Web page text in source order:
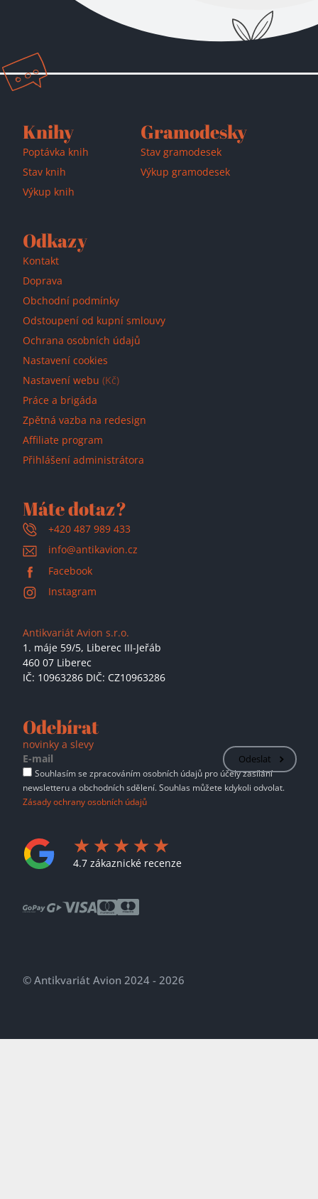
Knihy
Poptávka knih
Stav knih
Výkup knih
Gramodesky
Stav gramodesek
Výkup gramodesek
Odkazy
Kontakt
Doprava
Obchodní podmínky
Odstoupení od kupní smlouvy
Ochrana osobních údajů
Nastavení cookies
Nastavení webu (Kč)
Práce a brigáda
Zpětná vazba na redesign
Affiliate program
Přihlášení administrátora
Máte dotaz?
+420 487 989 433
info@antikavion.cz
Facebook
Instagram
Antikvariát Avion s.r.o.
1. máje 59/5, Liberec III-Jeřáb
460 07 Liberec
IČ: 10963286 DIČ: CZ10963286
Odebírat
novinky a slevy
Odeslat
Souhlasím se zpracováním osobních údajů pro účely zasílání
newsletteru a obchodních sdělení. Souhlas můžete kdykoli odvolat.
Zásady ochrany osobních údajů
4.7 zákaznické recenze
© Antikvariát Avion 2024 - 2026